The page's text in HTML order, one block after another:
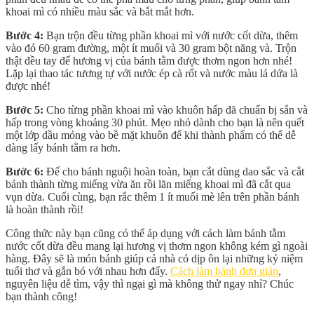
khoai mì có nhiều màu sắc và bắt mắt hơn.
Bước 4: Bạn trộn đều từng phần khoai mì với nước cốt dừa, thêm
vào đó 60 gram đường, một ít muối và 30 gram bột năng và. Trộn
thật đều tay để hương vị của bánh tằm được thơm ngon hơn nhé!
Lặp lại thao tác tương tự với nước ép cà rốt và nước màu lá dứa là
được nhé!
Bước 5: Cho từng phần khoai mì vào khuôn hấp đã chuẩn bị sắn và
hấp trong vòng khoảng 30 phút. Mẹo nhỏ dành cho bạn là nên quết
một lớp dầu mỏng vào bề mặt khuôn để khi thành phẩm có thể dễ
dàng lấy bánh tằm ra hơn.
Bước 6: Để cho bánh nguội hoàn toàn, bạn cắt dùng dao sắc và cắt
bánh thành từng miếng vừa ăn rồi lăn miếng khoai mì đã cắt qua
vụn dừa. Cuối cùng, bạn rắc thêm 1 ít muối mè lên trên phần bánh
là hoàn thành rồi!
Công thức này bạn cũng có thể áp dụng với cách làm bánh tằm
nước cốt dừa đều mang lại hương vị thơm ngon không kém gì ngoài
hàng. Đây sẽ là món bánh giúp cả nhà có dịp ôn lại những kỷ niệm
tuổi thơ và gắn bó với nhau hơn đấy. Cách làm bánh đơn giản,
nguyên liệu dễ tìm, vậy thì ngại gì mà không thử ngay nhỉ? Chúc
bạn thành công!